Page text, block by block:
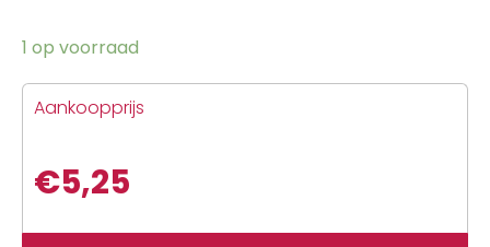
1 op voorraad
Aankoopprijs
€5,25